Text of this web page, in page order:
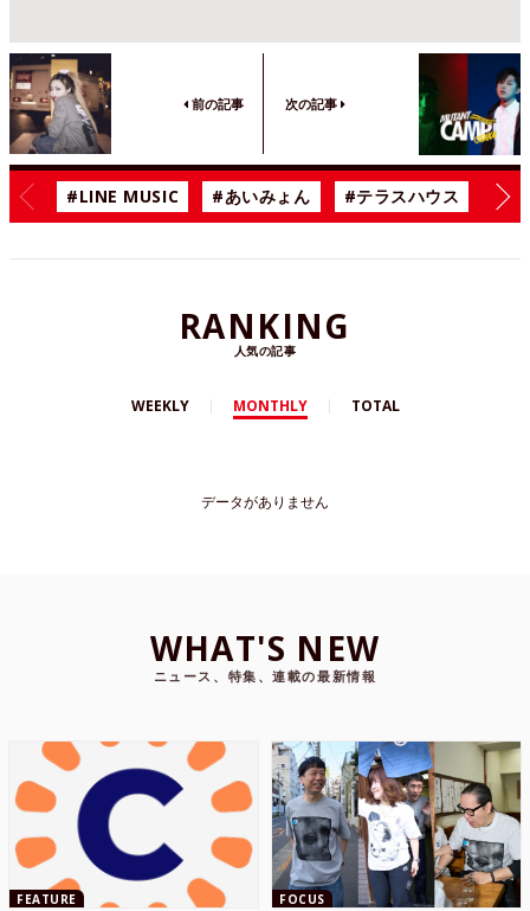
前の記事 次の記事
#LINE MUSIC #あいみょん #テラスハウス #
RANKING
人気の記事
WEEKLY MONTHLY TOTAL
データがありません
WHAT'S NEW
ニュース、特集、連載の最新情報
FEATURE FOCUS